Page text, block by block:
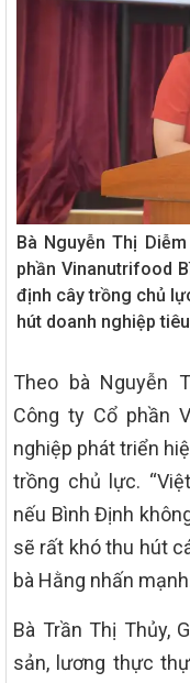
Bà Nguyễn Thị
phần Vinanutrifood
định cây trồng chủ
hút doanh nghiệp
Theo bà Nguyễn
Công ty Cổ phần
nghiệp phát triển
trồng chủ lực.
nếu Bình Định
sẽ rất khó thu hút
bà Hằng nhấn
Bà Trần Thị Thủy,
sản, lương thực